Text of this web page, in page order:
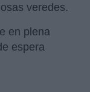
veredes.
en plena
espera